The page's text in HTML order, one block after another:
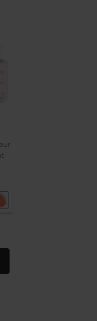
jusqu’à 80%
enceintes
de soin, notre
protège vos